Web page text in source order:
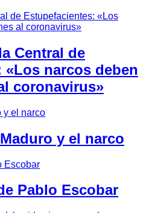
Central de
«Los narcos deben
coronavirus»
y el narco
Pablo Escobar